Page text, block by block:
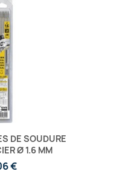
DE SOUDURE
Ø 1.6 MM
€